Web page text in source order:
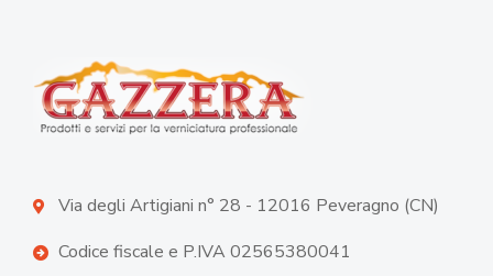
Via degli Artigiani n° 28 - 12016 Peveragno (CN)
Codice fiscale e P.IVA 02565380041